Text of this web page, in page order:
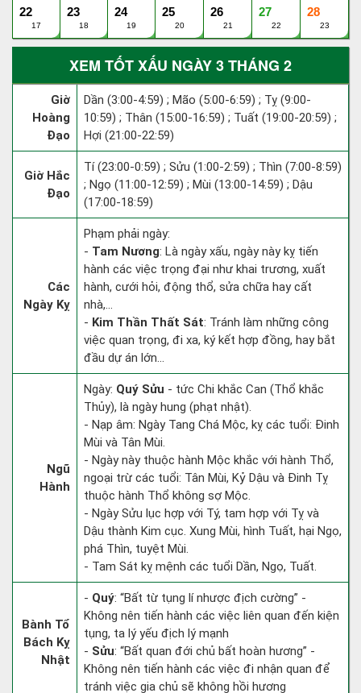
22
17
23
18
24
19
25
20
26
21
27
22
28
23
XEM TỐT XẤU NGÀY 3 THÁNG 2
Giờ
Hoàng
Đạo
Dần (3:00-4:59) ; Mão (5:00-6:59) ; Tỵ (9:00-
10:59) ; Thân (15:00-16:59) ; Tuất (19:00-20:59) ;
Hợi (21:00-22:59)
Giờ Hắc
Đạo
Tí (23:00-0:59) ; Sửu (1:00-2:59) ; Thìn (7:00-8:59)
; Ngọ (11:00-12:59) ; Mùi (13:00-14:59) ; Dậu
(17:00-18:59)
Các
Ngày Kỵ
Phạm phải ngày:
- Tam Nương: Là ngày xấu, ngày này kỵ tiến
hành các việc trọng đại như khai trương, xuất
hành, cưới hỏi, động thổ, sửa chữa hay cất
nhà,...
- Kim Thần Thất Sát: Tránh làm những công
việc quan trọng, đi xa, ký kết hợp đồng, hay bắt
đầu dự án lớn...
Ngũ
Hành
Ngày: Quý Sửu - tức Chi khắc Can (Thổ khắc
Thủy), là ngày hung (phạt nhật).
- Nạp âm: Ngày Tang Chá Mộc, kỵ các tuổi: Đinh
Mùi và Tân Mùi.
- Ngày này thuộc hành Mộc khắc với hành Thổ,
ngoại trừ các tuổi: Tân Mùi, Kỷ Dậu và Đinh Tỵ
thuộc hành Thổ không sợ Mộc.
- Ngày Sửu lục hợp với Tý, tam hợp với Tỵ và
Dậu thành Kim cục. Xung Mùi, hình Tuất, hại Ngọ,
phá Thìn, tuyệt Mùi.
- Tam Sát kỵ mệnh các tuổi Dần, Ngọ, Tuất.
Bành Tổ
Bách Kỵ
Nhật
- Quý: “Bất từ tụng lí nhược địch cường” -
Không nên tiến hành các việc liên quan đến kiện
tụng, ta lý yếu địch lý mạnh
- Sửu: “Bất quan đới chủ bất hoàn hương” -
Không nên tiến hành các việc đi nhận quan để
tránh việc gia chủ sẽ không hồi hương